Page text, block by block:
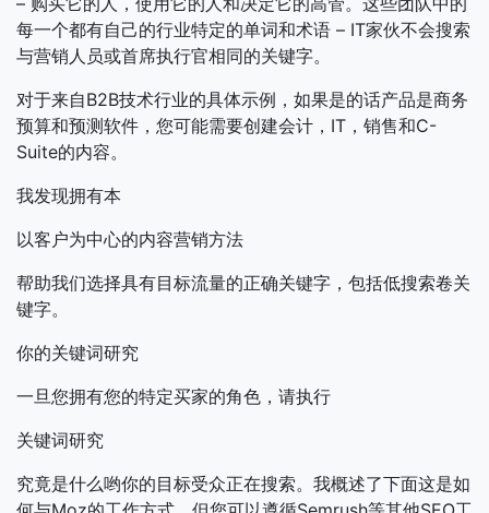
每一个都有自己的行业特定的单词和术语 – IT家伙不会搜索
与营销人员或首席执行官相同的关键字。
对于来自B2B技术行业的具体示例，如果是的话产品是商务
预算和预测软件，您可能需要创建会计，IT，销售和C-
Suite的内容。
我发现拥有本
以客户为中心的内容营销方法
帮助我们选择具有目标流量的正确关键字，包括低搜索卷关
键字。
你的关键词研究
一旦您拥有您的特定买家的角色，请执行
关键词研究
究竟是什么哟你的目标受众正在搜索。我概述了下面这是如